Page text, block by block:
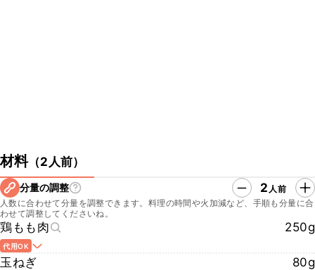
材料（2人前）
分量の調整 2 人前
人数に合わせて分量を調整できます。料理の時間や火加減など、手順も分量に合
わせて調整してくださいね。
鶏もも肉 250g
代用OK
玉ねぎ
80g